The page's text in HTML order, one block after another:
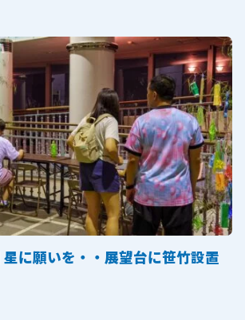
に願いを・・展望台に笹竹設置